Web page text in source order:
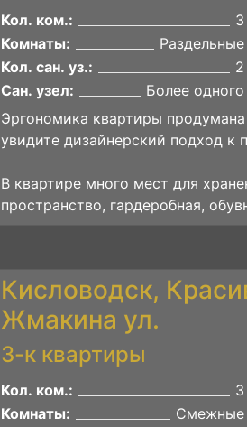
Кол. ком.:
3
Комнаты:
Раздельные
Кол. сан. уз.:
2
Сан. узел:
Более одного
Эргономика квартиры
увидите дизайнерский подход к
В квартире много мест для
пространство, гардеробная,
Кисловодск,
Жмакина ул.
3-к квартиры
Кол. ком.:
3
Комнаты:
Смежные